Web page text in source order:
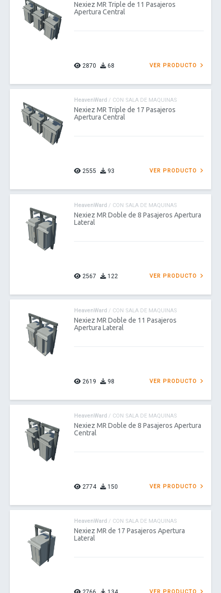
Nexiez MR Triple de 11 Pasajeros
Apertura Central
2870 68 VER PRODUCTO
HeavenWard / CON SALA DE MAQUINAS
Nexiez MR Triple de 17 Pasajeros
Apertura Central
2555 93 VER PRODUCTO
HeavenWard / CON SALA DE MAQUINAS
Nexiez MR Doble de 8 Pasajeros Apertura
Lateral
2567 122 VER PRODUCTO
HeavenWard / CON SALA DE MAQUINAS
Nexiez MR Doble de 11 Pasajeros
Apertura Lateral
2619 98 VER PRODUCTO
HeavenWard / CON SALA DE MAQUINAS
Nexiez MR Doble de 8 Pasajeros Apertura
Central
2774 150 VER PRODUCTO
HeavenWard / CON SALA DE MAQUINAS
Nexiez MR de 17 Pasajeros Apertura
Lateral